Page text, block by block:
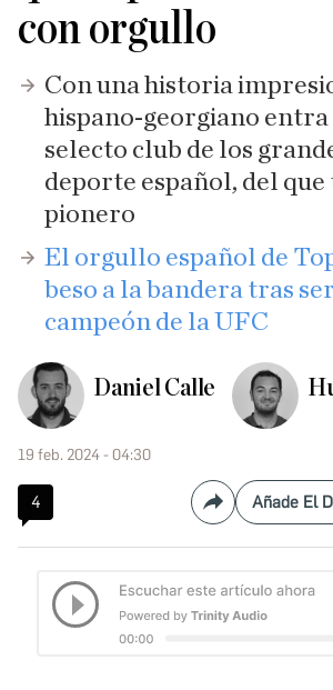
con orgullo
Con una historia
hispano-georgiano entra
selecto club de los
deporte español, del que
pionero
El orgullo español de
beso a la bandera tras
campeón de la UFC
Daniel Calle
19 feb. 2024 - 04:30
4 Compartir
Añade El